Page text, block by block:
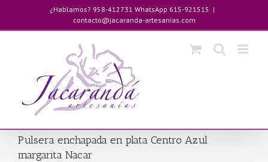
contenido
¿Hablamos? 958-412731 WhatsApp 615-921515 |
contacto@jacaranda-artesanias.com
Pulsera enchapada en plata Centro Azul
margarita Nacar